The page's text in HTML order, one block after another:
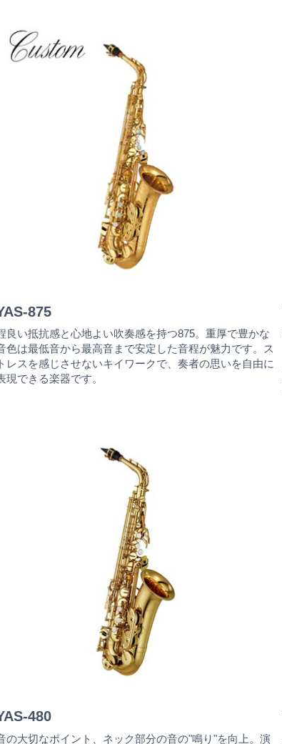
875
良い抵抗感と心地よい吹奏感を持つ875。重厚で豊かな
色は最低音から最高音まで安定した音程が魅力です。ス
トレスを感じさせないキイワークで、奏者の思いを自由に
現できる楽器です。
480
の大切なポイント、ネック部分の音の"鳴り"を向上。演